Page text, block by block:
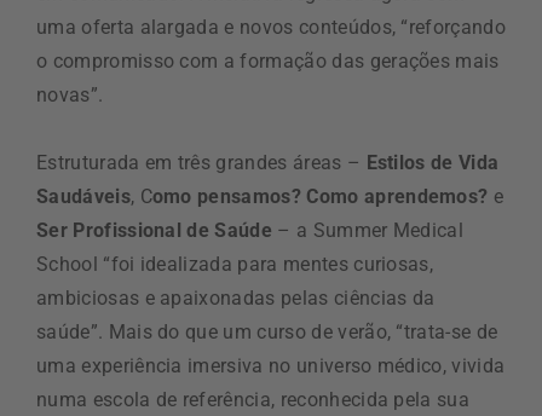
uma oferta alargada e novos conteúdos, “reforçando
o compromisso com a formação das gerações mais
novas”.
Estruturada em três grandes áreas – Estilos de Vida
Saudáveis, Como pensamos? Como aprendemos? e
Ser Profissional de Saúde – a Summer Medical
School “foi idealizada para mentes curiosas,
ambiciosas e apaixonadas pelas ciências da
saúde”. Mais do que um curso de verão, “trata-se de
uma experiência imersiva no universo médico, vivida
numa escola de referência, reconhecida pela sua